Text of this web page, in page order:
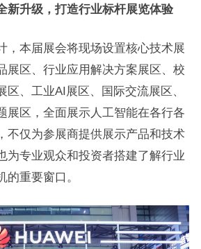
新升级，打造行业标杆展览体验
，本届展会将现场设置核心技术展
展区、行业应用解决方案展区、校
区、工业AI展区、国际交流展区、
展区，全面展示人工智能在各行各
不仅为参展商提供展示产品和技术
为专业观众和投资者搭建了解行业
的重要窗口。